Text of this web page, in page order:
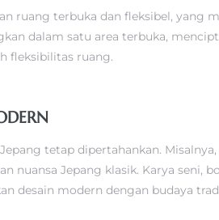
ruang terbuka dan fleksibel, yang
dalam satu area terbuka,
fleksibilitas ruang.
tetap dipertahankan.
Jepang klasik. Karya seni,
desain modern dengan budaya